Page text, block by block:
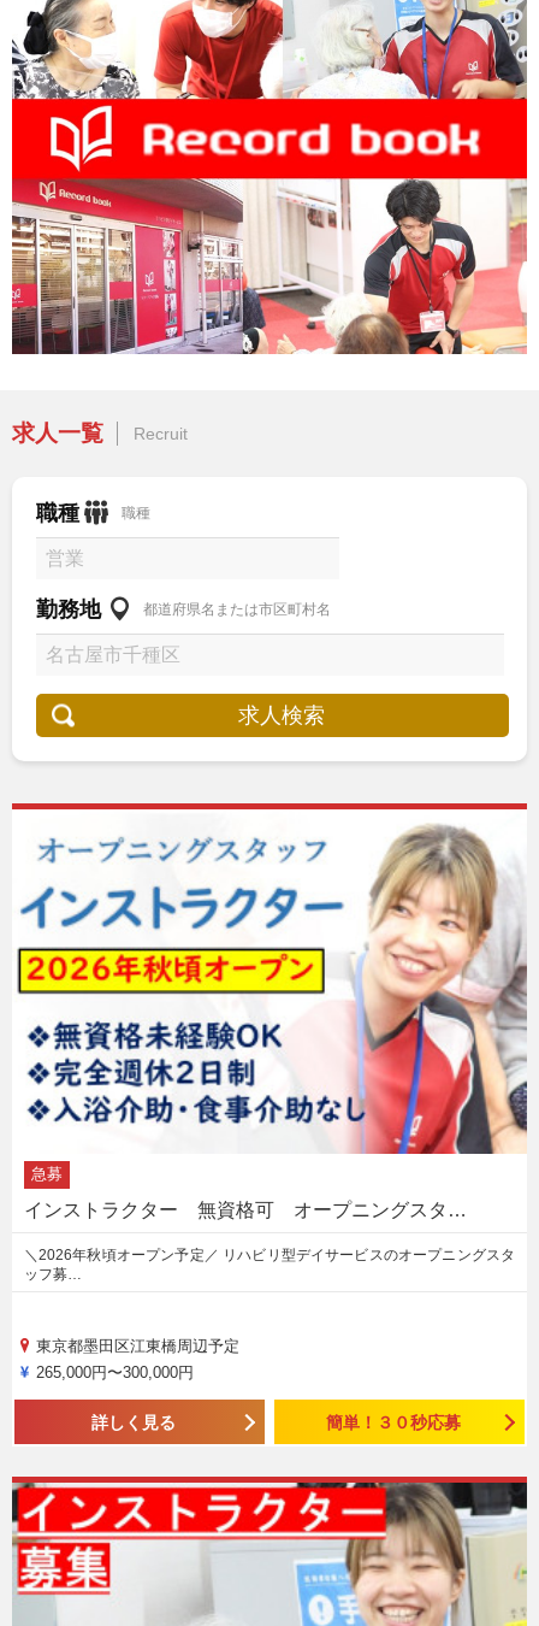
求人一覧 Recruit
職種 職種
勤務地 都道府県名または市区町村名
求人検索
急募
インストラクター 無資格可 オープニングスタ…
＼2026年秋頃オープン予定／ リハビリ型デイサービスのオープニングスタ
ッフ募…
東京都墨田区江東橋周辺予定
265,000円〜300,000円
詳しく見る 簡単！３０秒応募